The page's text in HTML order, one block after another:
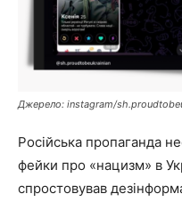
Джерело: instagram/
Російська пропаганда
фейки про «нацизм» в
спростовував